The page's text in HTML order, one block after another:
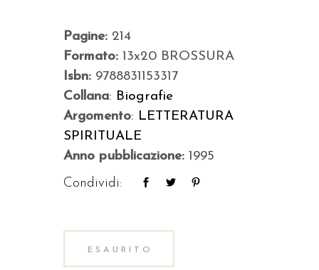
Pagine: 214
Formato: 13x20 BROSSURA
Isbn: 9788831153317
Collana: Biografie
Argomento: LETTERATURA
SPIRITUALE
Anno pubblicazione: 1995
Condividi:
ESAURITO